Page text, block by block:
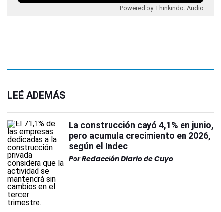
Powered by Thinkindot Audio
LEÉ ADEMÁS
La construcción cayó 4,1% en junio,
pero acumula crecimiento en 2026,
según el Indec
PorRedacción Diario de Cuyo